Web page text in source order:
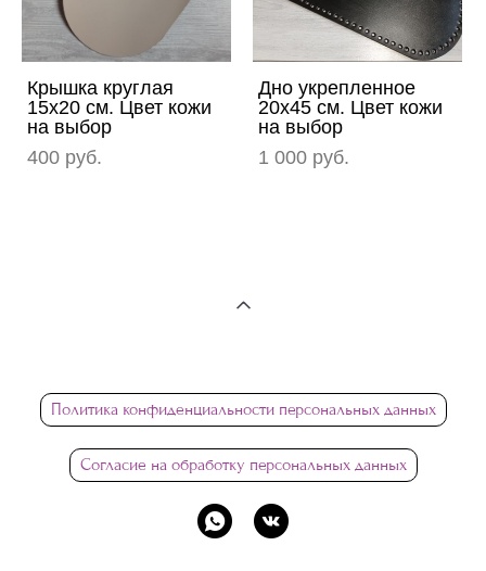
Крышка круглая
15х20 см. Цвет кожи
на выбор
400 pуб.
Дно укрепленное
20х45 см. Цвет кожи
на выбор
1 000 pуб.
Политика конфиденциальности персональных данных
Согласие на обработку персональных данных